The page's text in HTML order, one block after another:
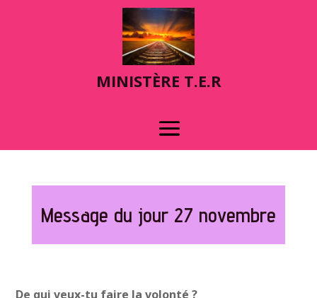
MINISTÈRE T.E.R
Message du jour 27 novembre
De qui veux-tu faire la volonté ?